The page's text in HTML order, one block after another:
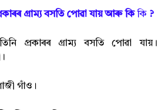
গ্ৰাম্য বসতি পোৱা যায় আৰু কিকি ?
প্ৰকাৰৰ গ্ৰাম্য বসতি পোৱা যায়।
গাঁও।